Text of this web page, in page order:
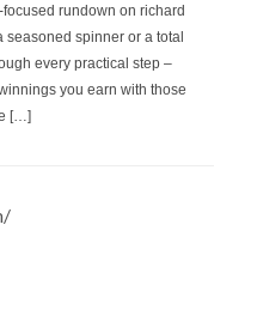
rundown on richard
seasoned spinner or a total
every practical step –
you earn with those
[…]